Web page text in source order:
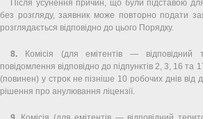
Після усунення причин, що були підставою
без розгляду, заявник може повторно подати
розглядається відповідно до цього Порядку.
8. Комісія (для емітентів — відповідний
повідомлення відповідно до підпунктів 2, 3, 16 та
(повинен) у строк не пізніше 10 робочих днів
рішення про анулювання ліцензії.